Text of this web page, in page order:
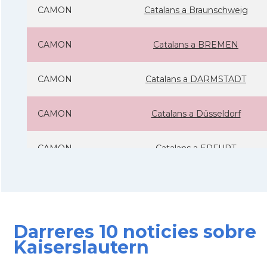
CAMON Catalans a Braunschweig
CAMON Catalans a BREMEN
CAMON Catalans a DARMSTADT
CAMON Catalans a Düsseldorf
CAMON Catalans a ERFURT
CAMON Catalans a GOTTINGEN
Darreres 10 noticies sobre
Kaiserslautern